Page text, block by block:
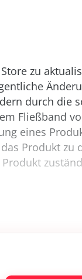
zu
durch die
Fließband
eines
Produkt zu